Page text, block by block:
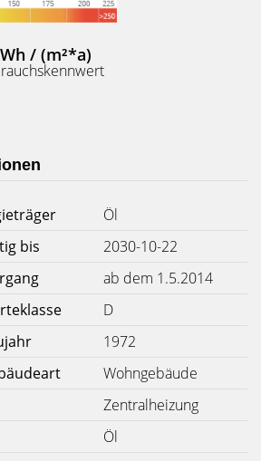
/ (m²*a)
Öl
bis
2030-10-22
ab dem 1.5.2014
D
1972
Wohngebäude
Zentralheizung
Öl